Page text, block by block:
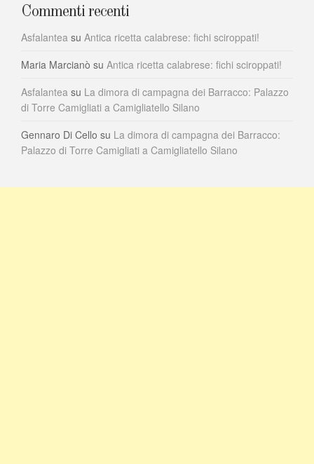
Commenti recenti
Asfalantea su Antica ricetta calabrese: fichi sciroppati!
Maria Marcianò su Antica ricetta calabrese: fichi sciroppati!
Asfalantea su La dimora di campagna dei Barracco: Palazzo
di Torre Camigliati a Camigliatello Silano
Gennaro Di Cello su La dimora di campagna dei Barracco:
Palazzo di Torre Camigliati a Camigliatello Silano